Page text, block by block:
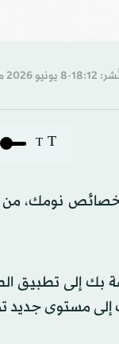
8 يونيو 2026 م ـ 23 ذو الحِجّة 1447 هـ
T
T
نومك، من
بك إلى تطبيق
إلى مستوى جديد